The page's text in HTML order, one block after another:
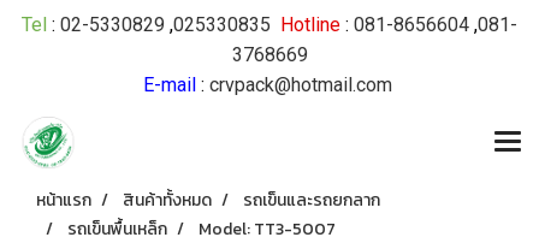
Tel : 02-5330829 ,025330835 Hotline : 081-8656604 ,081-
3768669
E-mail: crvpack@hotmail.com
หน้าแรก สินค้าทั้งหมด
รถเข็นและรถยกลาก
รถเข็นพื้นเหล็ก
Model: TT3-5007